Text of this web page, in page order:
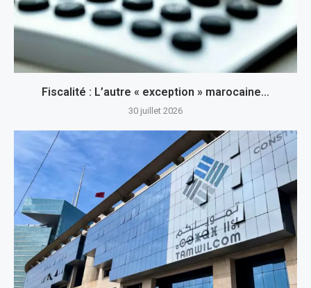
Fiscalité : L’autre « exception » marocaine…
30 juillet 2026